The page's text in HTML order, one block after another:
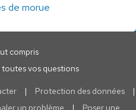
de morue
vos questions
| Protection des données
|